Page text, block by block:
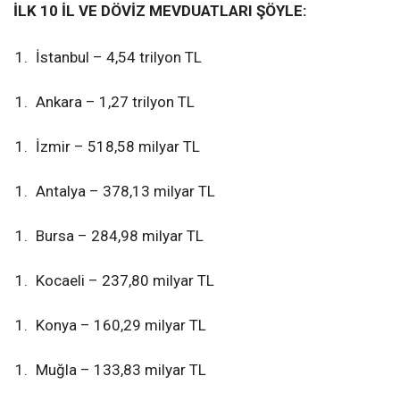
İLK 10 İL VE DÖVİZ MEVDUATLARI ŞÖYLE:
İstanbul – 4,54 trilyon TL
Ankara – 1,27 trilyon TL
İzmir – 518,58 milyar TL
Antalya – 378,13 milyar TL
Bursa – 284,98 milyar TL
Kocaeli – 237,80 milyar TL
Konya – 160,29 milyar TL
Muğla – 133,83 milyar TL